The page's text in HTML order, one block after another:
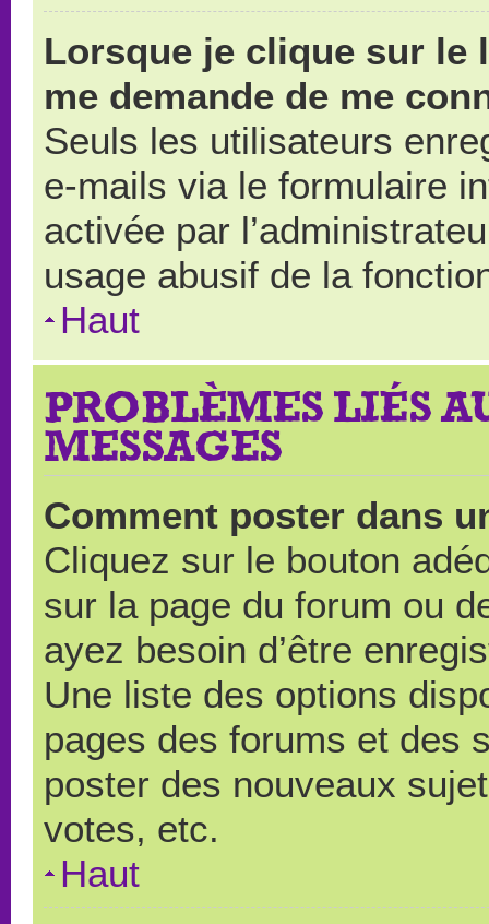
Lorsque je clique sur le
me demande de me
Seuls les utilisateurs
e-mails via le formulaire
activée par
usage abusif de la
Haut
PROBLÈMES LIÉS
MESSAGES
Comment poster dans
Cliquez sur le bouton
sur la page du forum ou
ayez besoin d’être
Une liste des options
pages des forums et des
poster des nouveaux
votes, etc.
Haut